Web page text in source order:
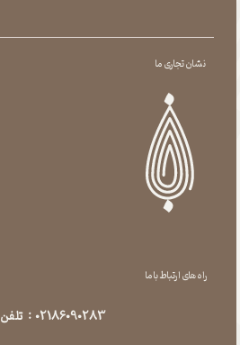
نشان تجاری ما
راه های ارتباط با ما